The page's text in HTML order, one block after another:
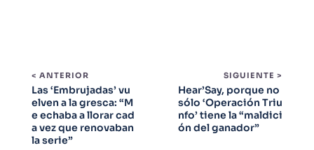
< ANTERIOR
Las ‘Embrujadas’ vu
elven a la gresca: “M
e echaba a llorar cad
a vez que renovaban
la serie”
SIGUIENTE >
Hear’Say, porque no
sólo ‘Operación Triu
nfo’ tiene la “maldici
ón del ganador”